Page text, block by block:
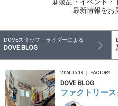
新製品・イベント・
最新情報をお
DOVEスタッフ・ライダーによる
DOVE BLOG
2024.06.18 ｜ FACTORY
DOVE BLOG
ファクトリー